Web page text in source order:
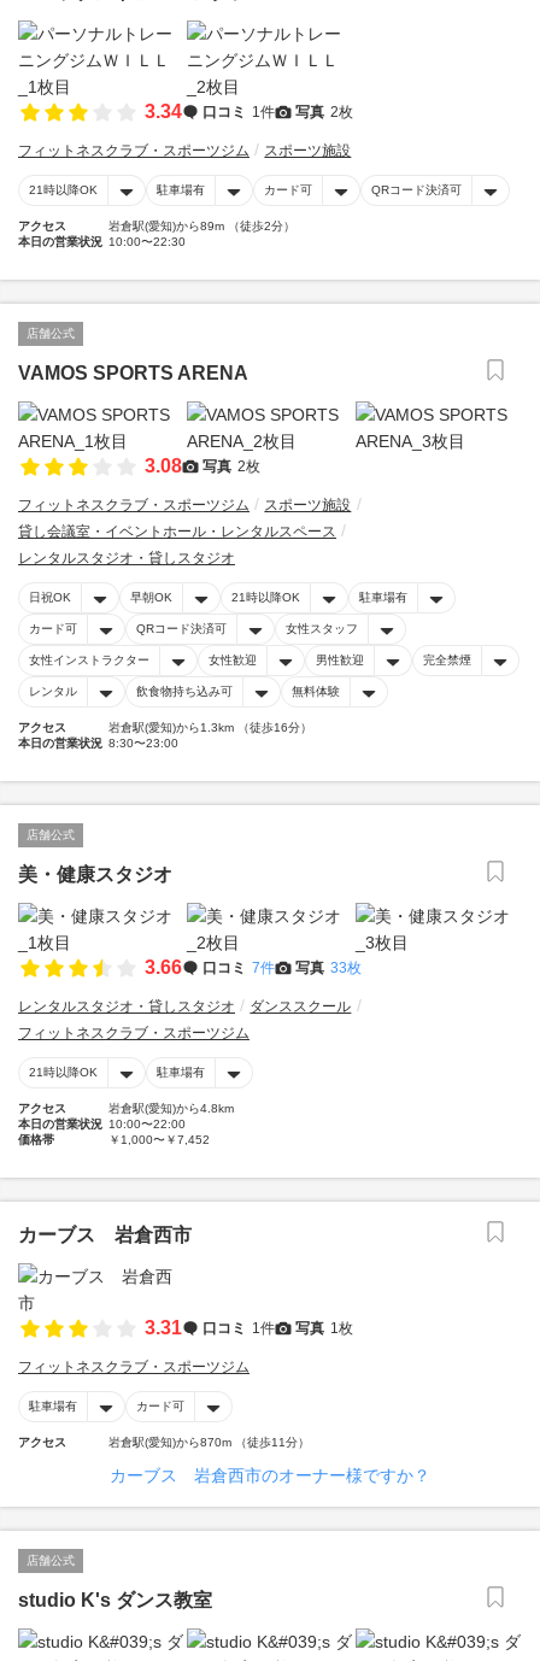
3.34 口コミ 1件 写真 2枚
フィットネスクラブ・スポーツジム スポーツ施設
21時以降OK 駐車場有 カード可 QRコード決済可
アクセス
岩倉駅(愛知)から89m （徒歩2分）
本日の営業状況 10:00〜22:30
店舗公式
VAMOS SPORTS ARENA
3.08 写真 2枚
フィットネスクラブ・スポーツジム
スポーツ施設
貸し会議室・イベントホール・レンタルスペース
レンタルスタジオ・貸しスタジオ
日祝OK 早朝OK 21時以降OK 駐車場有
カード可 QRコード決済可 女性スタッフ
女性インストラクター 女性歓迎 男性歓迎 完全禁煙
レンタル 飲食物持ち込み可 無料体験
アクセス
岩倉駅(愛知)から1.3km （徒歩16分）
本日の営業状況 8:30〜23:00
店舗公式
美・健康スタジオ
3.66 口コミ 7件 写真 33枚
レンタルスタジオ・貸しスタジオ
ダンススクール
フィットネスクラブ・スポーツジム
21時以降OK 駐車場有
アクセス
岩倉駅(愛知)から4.8km
本日の営業状況 10:00〜22:00
価格帯
￥1,000〜￥7,452
カーブス 岩倉西市
3.31 口コミ 1件 写真 1枚
フィットネスクラブ・スポーツジム
駐車場有 カード可
アクセス 岩倉駅(愛知)から870m （徒歩11分）
カーブス 岩倉西市のオーナー様ですか？
店舗公式
studio K's ダンス教室